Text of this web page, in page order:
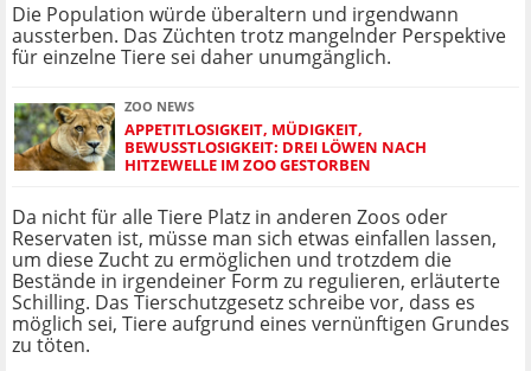
Die Population würde überaltern und irgendwann
aussterben. Das Züchten trotz mangelnder Perspektive
für einzelne Tiere sei daher unumgänglich.
ZOO NEWS
APPETITLOSIGKEIT, MÜDIGKEIT,
BEWUSSTLOSIGKEIT: DREI LÖWEN NACH
HITZEWELLE IM ZOO GESTORBEN
Da nicht für alle Tiere Platz in anderen Zoos oder
Reservaten ist, müsse man sich etwas einfallen lassen,
um diese Zucht zu ermöglichen und trotzdem die
Bestände in irgendeiner Form zu regulieren, erläuterte
Schilling. Das Tierschutzgesetz schreibe vor, dass es
möglich sei, Tiere aufgrund eines vernünftigen Grundes
zu töten.